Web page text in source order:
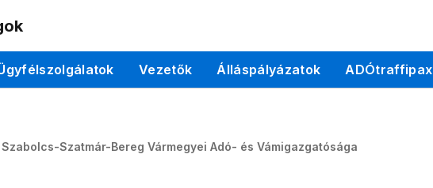
Vezetők Álláspályázatok ADÓtraffipax
Szatmár-Bereg Vármegyei Adó- és Vámigazgatósága